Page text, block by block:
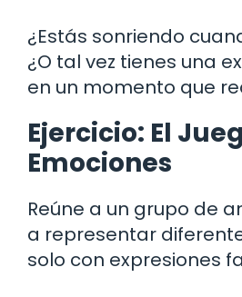
¿Estás sonriendo
¿O tal vez tienes una
en un momento que
Ejercicio: El
Emociones
Reúne a un grupo de
a representar
solo con expresiones